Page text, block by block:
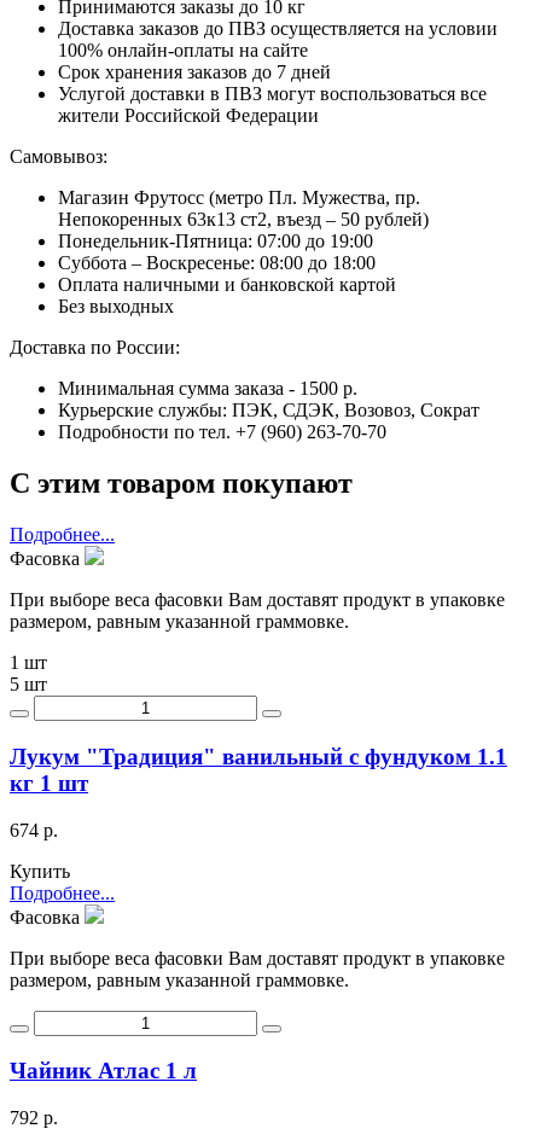
Принимаются заказы до 10 кг
Доставка заказов до ПВЗ осуществляется на условии
100% онлайн-оплаты на сайте
Срок хранения заказов до 7 дней
Услугой доставки в ПВЗ могут воспользоваться все
жители Российской Федерации
Самовывоз:
Магазин Фрутосс (метро Пл. Мужества, пр.
Непокоренных 63к13 ст2, въезд – 50 рублей)
Понедельник-Пятница: 07:00 до 19:00
Суббота – Воскресенье: 08:00 до 18:00
Оплата наличными и банковской картой
Без выходных
Доставка по России:
Минимальная сумма заказа - 1500 р.
Курьерские службы: ПЭК, СДЭК, Возовоз, Сократ
Подробности по тел. +7 (960) 263-70-70
С этим товаром покупают
Подробнее...
Фасовка
При выборе веса фасовки Вам доставят продукт в упаковке
размером, равным указанной граммовке.
1 шт
5 шт
Лукум "Традиция" ванильный с фундуком 1.1
кг 1 шт
674 р.
Купить
Подробнее...
Фасовка
При выборе веса фасовки Вам доставят продукт в упаковке
размером, равным указанной граммовке.
Чайник Атлас 1 л
792 р.